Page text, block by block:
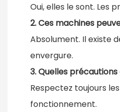
Oui, elles le sont. Les
2. Ces machines
Absolument. Il existe
envergure.
3. Quelles
Respectez toujours
fonctionnement.